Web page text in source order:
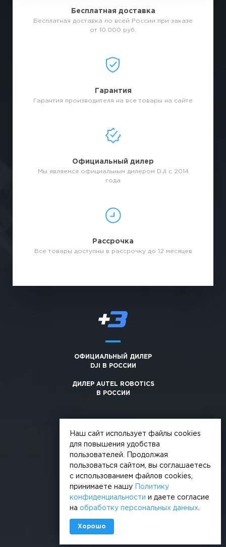
Бесплатная доставка
Бесплатная доставка по всей России при заказе
от 10.000 руб.
Гарантия
Гарантия производителя на все товары на сайте
Официальный дилер
Мы являемся официальным дилером DJI с 2014
года
Рассрочка
Все товары доступны в рассрочку до 12 месяцев
ОФИЦИАЛЬНЫЙ ДИЛЕР
DJI В РОССИИ
ДИЛЕР AUTEL ROBOTICS
В РОССИИ
© 2026, +3. Все права защищены
Обработка персональных данных
Наш сайт использует файлы cookies
для повышения удобства
пользователей. Продолжая
пользоваться сайтом, вы соглашаетесь
с использованием файлов cookies,
принимаете нашу
Политику
конфиденциальности
и даете согласие
на обработку персональных данных
Хорошо